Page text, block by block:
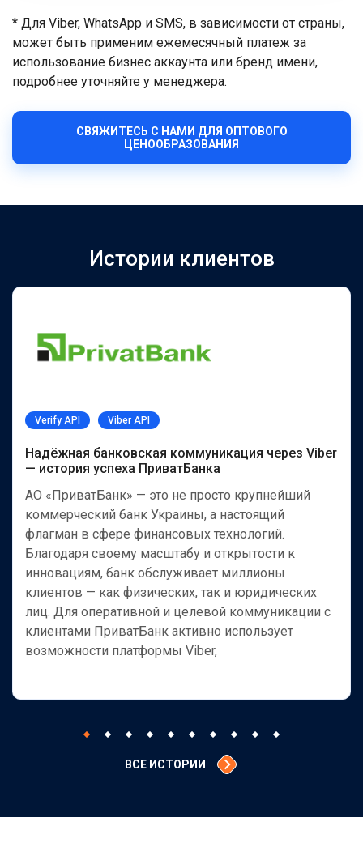
* Для Viber, WhatsApp и SMS, в зависимости от страны,
может быть применим ежемесячный платеж за
использование бизнес аккаунта или бренд имени,
подробнее уточняйте у менеджера.
СВЯЖИТЕСЬ С НАМИ ДЛЯ ОПТОВОГО
ЦЕНООБРАЗОВАНИЯ
Истории клиентов
Verify API Viber API
Надёжная банковская коммуникация через Viber
— история успеха ПриватБанка
АО «ПриватБанк» — это не просто крупнейший
коммерческий банк Украины, а настоящий
флагман в сфере финансовых технологий.
Благодаря своему масштабу и открытости к
инновациям, банк обслуживает миллионы
клиентов — как физических, так и юридических
лиц. Для оперативной и целевой коммуникации с
клиентами ПриватБанк активно использует
возможности платформы Viber,
ВСЕ ИСТОРИИ